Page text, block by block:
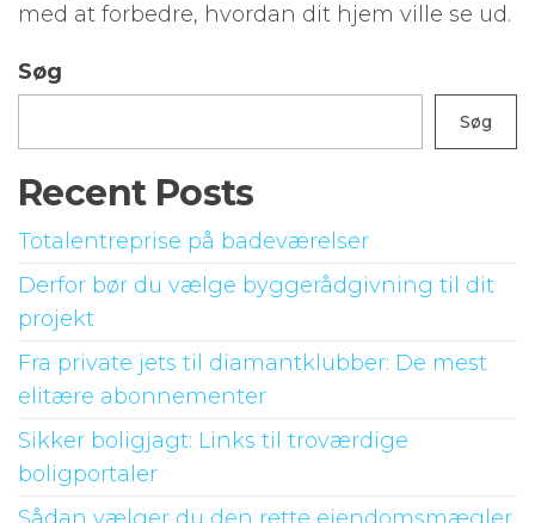
med at forbedre, hvordan dit hjem ville se ud.
Søg
Søg
Recent Posts
Totalentreprise på badeværelser
Derfor bør du vælge byggerådgivning til dit
projekt
Fra private jets til diamantklubber: De mest
elitære abonnementer
Sikker boligjagt: Links til troværdige
boligportaler